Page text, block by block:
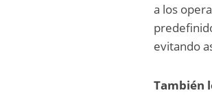
a los
evitando
También